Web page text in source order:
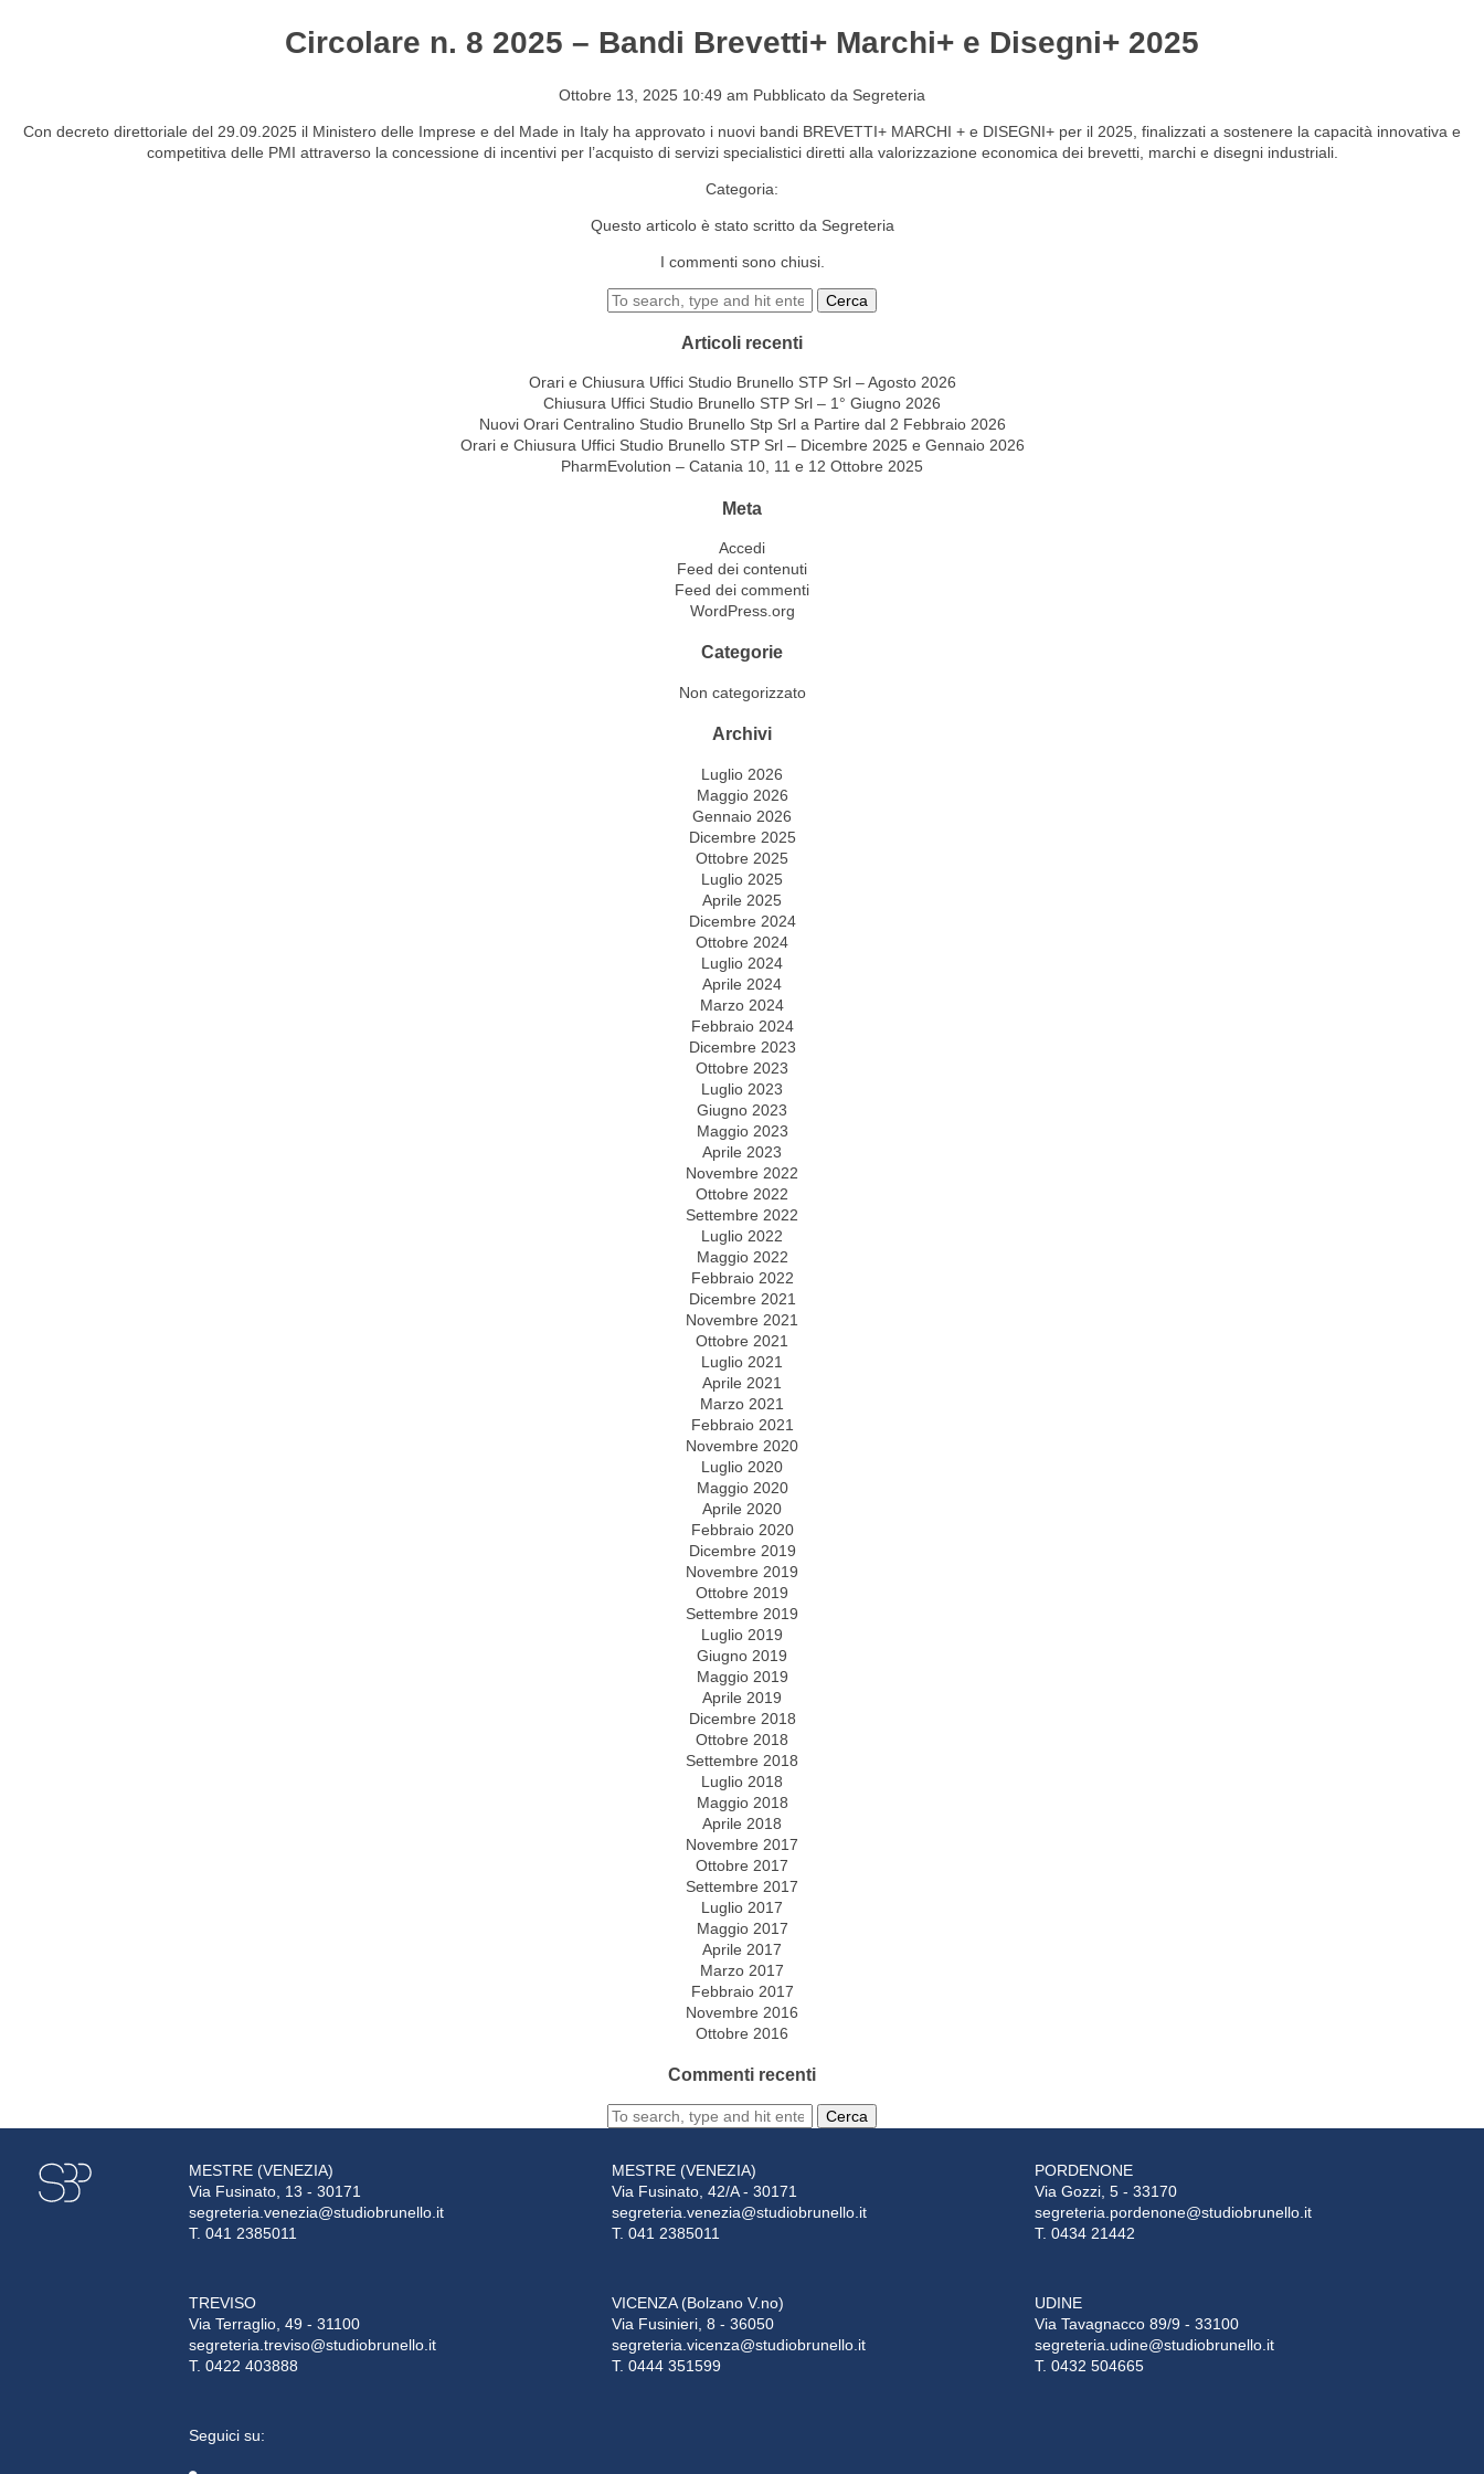
Circolare n. 8 2025 – Bandi Brevetti+ Marchi+ e Disegni+ 2025
Ottobre 13, 2025 10:49 am Pubblicato da Segreteria
Con decreto direttoriale del 29.09.2025 il Ministero delle Imprese e del Made in Italy ha approvato i nuovi bandi BREVETTI+ MARCHI + e DISEGNI+ per il 2025, finalizzati a sostenere la capacità innovativa e
competitiva delle PMI attraverso la concessione di incentivi per l’acquisto di servizi specialistici diretti alla valorizzazione economica dei brevetti, marchi e disegni industriali.
Categoria:
Questo articolo è stato scritto da Segreteria
I commenti sono chiusi.
Cerca
Articoli recenti
Orari e Chiusura Uffici Studio Brunello STP Srl – Agosto 2026
Chiusura Uffici Studio Brunello STP Srl – 1° Giugno 2026
Nuovi Orari Centralino Studio Brunello Stp Srl a Partire dal 2 Febbraio 2026
Orari e Chiusura Uffici Studio Brunello STP Srl – Dicembre 2025 e Gennaio 2026
PharmEvolution – Catania 10, 11 e 12 Ottobre 2025
Meta
Accedi
Feed dei contenuti
Feed dei commenti
WordPress.org
Categorie
Non categorizzato
Archivi
Luglio 2026
Maggio 2026
Gennaio 2026
Dicembre 2025
Ottobre 2025
Luglio 2025
Aprile 2025
Dicembre 2024
Ottobre 2024
Luglio 2024
Aprile 2024
Marzo 2024
Febbraio 2024
Dicembre 2023
Ottobre 2023
Luglio 2023
Giugno 2023
Maggio 2023
Aprile 2023
Novembre 2022
Ottobre 2022
Settembre 2022
Luglio 2022
Maggio 2022
Febbraio 2022
Dicembre 2021
Novembre 2021
Ottobre 2021
Luglio 2021
Aprile 2021
Marzo 2021
Febbraio 2021
Novembre 2020
Luglio 2020
Maggio 2020
Aprile 2020
Febbraio 2020
Dicembre 2019
Novembre 2019
Ottobre 2019
Settembre 2019
Luglio 2019
Giugno 2019
Maggio 2019
Aprile 2019
Dicembre 2018
Ottobre 2018
Settembre 2018
Luglio 2018
Maggio 2018
Aprile 2018
Novembre 2017
Ottobre 2017
Settembre 2017
Luglio 2017
Maggio 2017
Aprile 2017
Marzo 2017
Febbraio 2017
Novembre 2016
Ottobre 2016
Commenti recenti
Cerca
MESTRE (VENEZIA)
Via Fusinato, 13 - 30171
segreteria.venezia@studiobrunello.it
T. 041 2385011
MESTRE (VENEZIA)
Via Fusinato, 42/A - 30171
segreteria.venezia@studiobrunello.it
T. 041 2385011
PORDENONE
Via Gozzi, 5 - 33170
segreteria.pordenone@studiobrunello.it
T. 0434 21442
TREVISO
Via Terraglio, 49 - 31100
segreteria.treviso@studiobrunello.it
T. 0422 403888
VICENZA (Bolzano V.no)
Via Fusinieri, 8 - 36050
segreteria.vicenza@studiobrunello.it
T. 0444 351599
UDINE
Via Tavagnacco 89/9 - 33100
segreteria.udine@studiobrunello.it
T. 0432 504665
Seguici su: